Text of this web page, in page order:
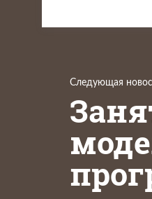
Следующая